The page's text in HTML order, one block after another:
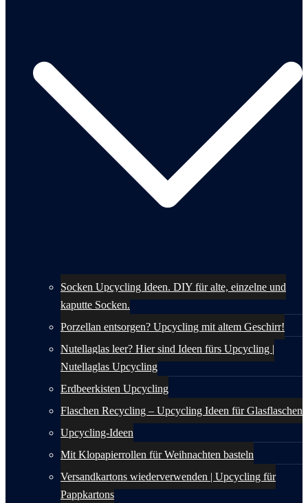
Socken Upcycling Ideen. DIY für alte, einzelne und
kaputte Socken.
Porzellan entsorgen? Upcycling mit altem Geschirr!
Nutellaglas leer? Hier sind Ideen fürs Upcycling |
Nutellaglas Upcycling
Erdbeerkisten Upcycling
Flaschen Recycling – Upcycling Ideen für Glasflaschen
Upcycling-Ideen
Mit Klopapierrollen für Weihnachten basteln
Versandkartons wiederverwenden | Upcycling für
Pappkartons